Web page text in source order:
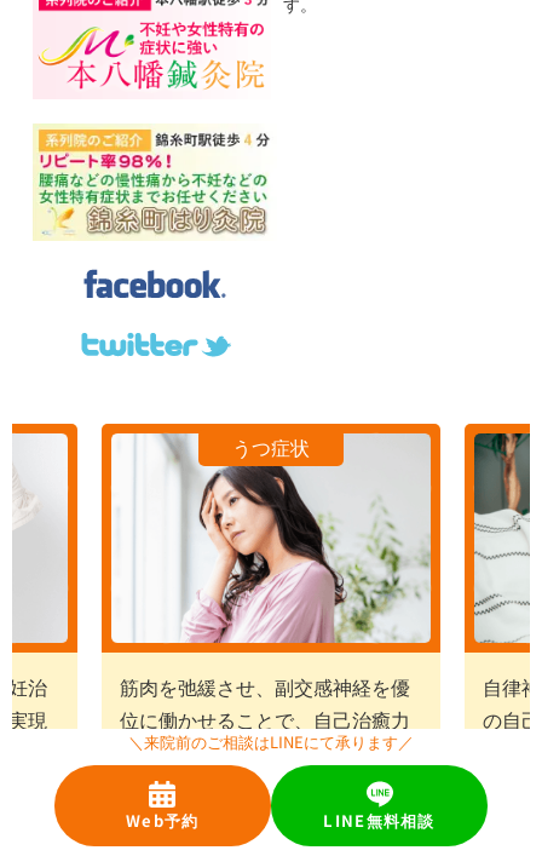
を優
癒力
自律神経の改善
自律神経のバランスを整え、身体
の自己治癒力・免疫力を高めて治
癒に導きます。
詳しくはこちら
鍼灸
て症
＼来院前のご相談はLINEにて承ります／
Web予約 LINE無料相談